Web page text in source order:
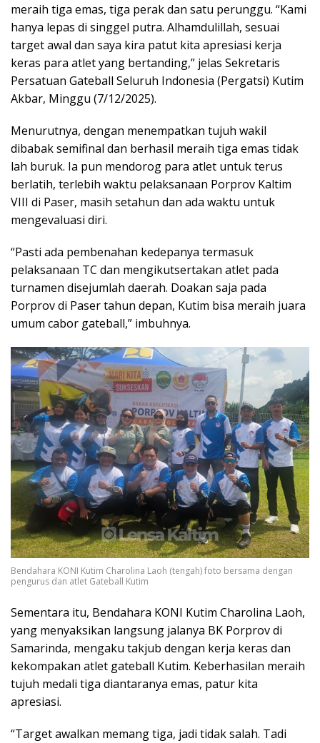
meraih tiga emas, tiga perak dan satu perunggu. “Kami
hanya lepas di singgel putra. Alhamdulillah, sesuai
target awal dan saya kira patut kita apresiasi kerja
keras para atlet yang bertanding,” jelas Sekretaris
Persatuan Gateball Seluruh Indonesia (Pergatsi) Kutim
Akbar, Minggu (7/12/2025).
Menurutnya, dengan menempatkan tujuh wakil
dibabak semifinal dan berhasil meraih tiga emas tidak
lah buruk. Ia pun mendorog para atlet untuk terus
berlatih, terlebih waktu pelaksanaan Porprov Kaltim
VIII di Paser, masih setahun dan ada waktu untuk
mengevaluasi diri.
“Pasti ada pembenahan kedepanya termasuk
pelaksanaan TC dan mengikutsertakan atlet pada
turnamen disejumlah daerah. Doakan saja pada
Porprov di Paser tahun depan, Kutim bisa meraih juara
umum cabor gateball,” imbuhnya.
Bendahara KONI Kutim Charolina Laoh (tengah) foto bersama dengan
pengurus dan atlet Gateball Kutim
Sementara itu, Bendahara KONI Kutim Charolina Laoh,
yang menyaksikan langsung jalanya BK Porprov di
Samarinda, mengaku takjub dengan kerja keras dan
kekompakan atlet gateball Kutim. Keberhasilan meraih
tujuh medali tiga diantaranya emas, patur kita
apresiasi.
“Target awalkan memang tiga, jadi tidak salah. Tadi